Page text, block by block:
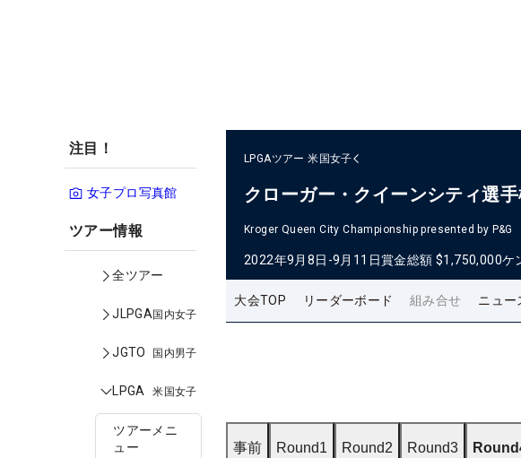
注目！
女子プロ写真館
ツアー情報
全ツアー
JLPGA国内女子
JGTO 国内男子
LPGA 米国女子
ツアーメニ
ュー
LPGAツアー 米国女子
クローガー・クイーンシティ選
Kroger Queen City Championship presented by P&G
2022年9月8日-9月11日賞金総額 $1,750,000ケ
大会TOP リーダーボード 組み合せ ニュー
事前 Round1 Round2 Round3